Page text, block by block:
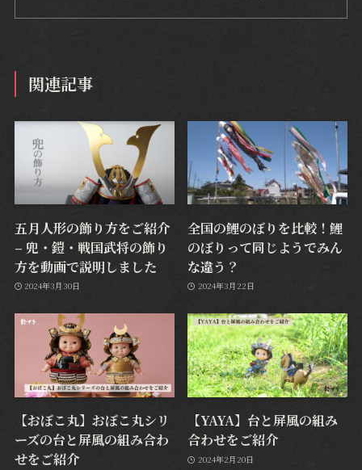
関連記事
五月人形の飾り方をご紹介
– 兜・鎧・戦国武将の飾り
方を動画で説明しました
2024年3月30日
全国の鯉のぼりを比較！鯉
のぼりって同じようでみん
な違う？
2024年3月22日
【おぼこ丸】おぼこ丸シリ
ーズの台と屏風の組み合わ
せをご紹介
【YAYA】台と屏風の組み
合わせをご紹介
2024年2月20日